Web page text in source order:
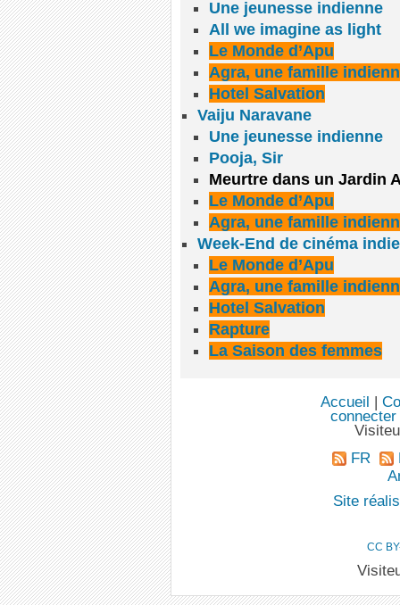
Une jeunesse indienne
All we imagine as light
Le Monde d’Apu
Agra, une famille
Hotel Salvation
Vaiju Naravane
Une jeunesse indienne
Pooja, Sir
Meurtre dans un Jardin
Le Monde d’Apu
Agra, une famille
Week-End de cinéma
Le Monde d’Apu
Agra, une famille
Hotel Salvation
Rapture
La Saison des femmes
Accueil
connecter
FR
Site
CC